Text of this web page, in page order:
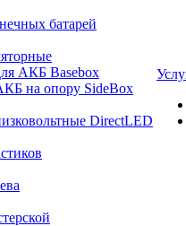
батарей
АКБ Basebox
на опору SideBox
DirectLED